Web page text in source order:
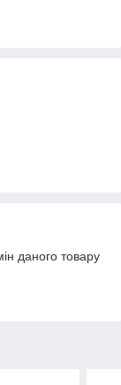
даного товару